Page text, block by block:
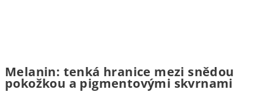
Melanin: tenká hranice mezi snědou
pokožkou a pigmentovými skvrnami